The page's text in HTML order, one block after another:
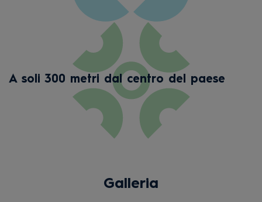
A soli 300 metri dal centro del paese
Galleria